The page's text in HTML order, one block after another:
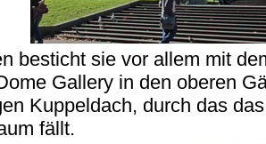
besticht sie vor allem mit
Gallery in den oberen
Kuppeldach, durch das
fällt.